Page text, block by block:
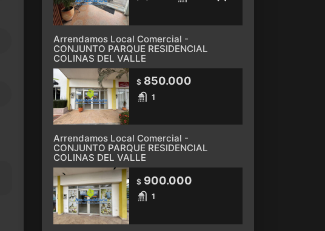
Arrendamos Local Comercial -
CONJUNTO PARQUE RESIDENCIAL
COLINAS DEL VALLE
$850.000
1
Arrendamos Local Comercial -
CONJUNTO PARQUE RESIDENCIAL
COLINAS DEL VALLE
$900.000
1